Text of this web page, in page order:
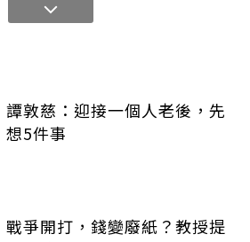
譚敦慈：迎接一個人老後，先
想5件事
戰爭開打，錢變廢紙？教授提